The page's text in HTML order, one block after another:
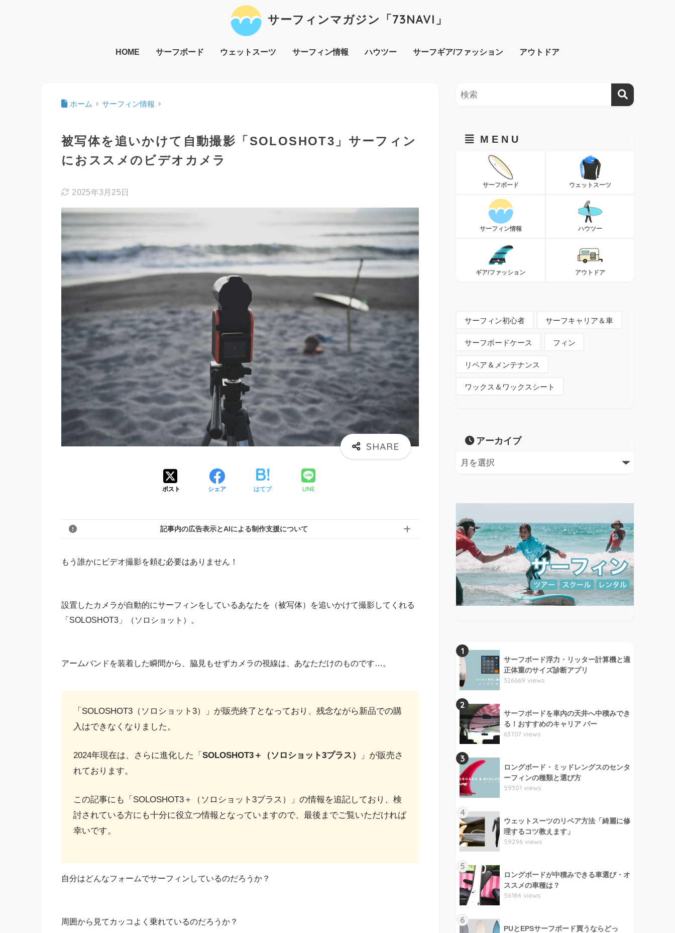
サーフィンマガジン「73NAVI」
HOME サーフボード ウェットスーツ サーフィン情報 ハウツー サーフギア/ファッション アウトドア
ホーム サーフィン情報
被写体を追いかけて自動撮影「SOLOSHOT3」サーフィン
におススメのビデオカメラ
2025年3月25日
ポスト シェア はてブ LINE
記事内の広告表示とAIによる制作支援について
もう誰かにビデオ撮影を頼む必要はありません！
設置したカメラが自動的にサーフィンをしているあなたを（被写体）を追いかけて撮影してくれる
「SOLOSHOT3」（ソロショット）。
アームバンドを装着した瞬間から、脇見もせずカメラの視線は、あなただけのものです…。
「SOLOSHOT3（ソロショット3）」が販売終了となっており、残念ながら新品での購
入はできなくなりました。
2024年現在は、さらに進化した「 SOLOSHOT3＋（ソロショット3プラス）
」が販売さ
れております。
この記事にも「SOLOSHOT3＋（ソロショット3プラス）」の情報を追記しており、検
討されている方にも十分に役立つ情報となっていますので、最後までご覧いただければ
幸いです。
自分はどんなフォームでサーフィンしているのだろうか？
周囲から見てカッコよく乗れているのだろうか？
M E N U
サーフボード ウェットスーツ
サーフィン情報 ハウツー
ギア/ファッション アウトドア
サーフィン初心者 サーフキャリア＆車
サーフボードケース フィン
リペア＆メンテナンス
ワックス＆ワックスシート
アーカイブ
1
サーフボード浮力・リッター計算機と適
正体重のサイズ診断アプリ
326669 views
2
サーフボードを車内の天井へ中積みでき
る！おすすめのキャリア バー
63707 views
3
ロングボード・ミッドレングスのセンタ
ーフィンの種類と選び方
59301 views
4
ウェットスーツのリペア方法「綺麗に修
理するコツ教えます」
59296 views
5
ロングボードが中積みできる車選び・オ
ススメの車種は？
56184 views
6
PUとEPSサーフボード買うならどっ